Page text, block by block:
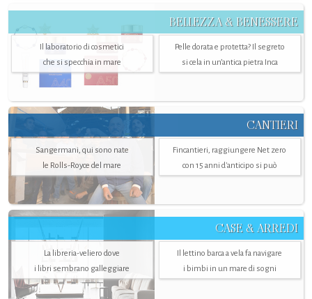
BELLEZZA & BENESSERE
Il laboratorio di cosmetici
che si specchia in mare
Pelle dorata e protetta? Il segreto
si cela in un’antica pietra Inca
CANTIERI
Sangermani, qui sono nate
le Rolls-Royce del mare
Fincantieri, raggiungere Net zero
con 15 anni d'anticipo si può
CASE & ARREDI
La libreria-veliero dove
i libri sembrano galleggiare
Il lettino barca a vela fa navigare
i bimbi in un mare di sogni